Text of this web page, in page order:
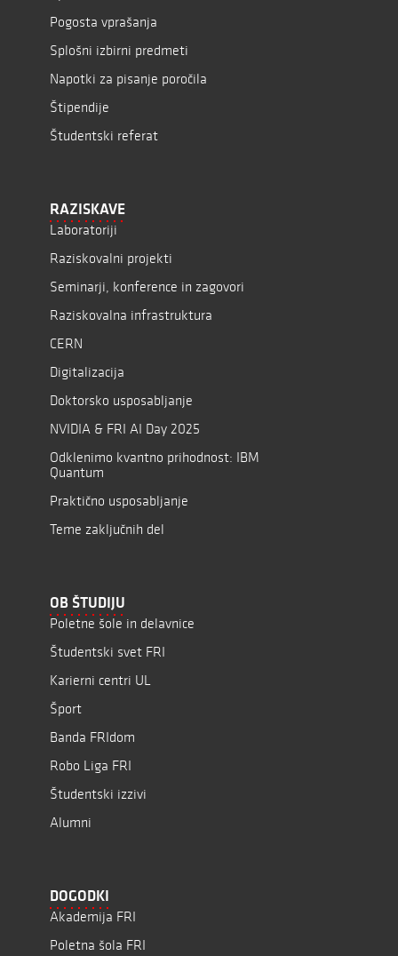
Pogosta vprašanja
Splošni izbirni predmeti
Napotki za pisanje poročila
Štipendije
Študentski referat
RAZISKAVE
Laboratoriji
Raziskovalni projekti
Seminarji, konference in zagovori
Raziskovalna infrastruktura
CERN
Digitalizacija
Doktorsko usposabljanje
NVIDIA & FRI AI Day 2025
Odklenimo kvantno prihodnost: IBM
Quantum
Praktično usposabljanje
Teme zaključnih del
OB ŠTUDIJU
Poletne šole in delavnice
Študentski svet FRI
Karierni centri UL
Šport
Banda FRIdom
Robo Liga FRI
Študentski izzivi
Alumni
DOGODKI
Akademija FRI
Poletna šola FRI